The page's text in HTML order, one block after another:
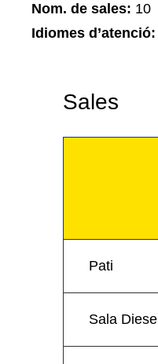
Nom. de sales: 10
Idiomes d’atenció:
Sales
Pati
Sala Diesel